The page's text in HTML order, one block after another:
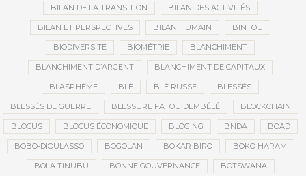
BILAN DE LA TRANSITION BILAN DES ACTIVITÉS
BILAN ET PERSPECTIVES BILAN HUMAIN BINTOU
BIODIVERSITÉ BIOMÉTRIE BLANCHIMENT
BLANCHIMENT D’ARGENT BLANCHIMENT DE CAPITAUX
BLASPHÈME BLÉ BLÉ RUSSE BLESSÉS
BLESSÉS DE GUERRE BLESSURE FATOU DEMBÉLÉ BLOCKCHAIN
BLOCUS BLOCUS ÉCONOMIQUE BLOGING BNDA BOAD
BOBO-DIOULASSO BOGOLAN BOKAR BIRO BOKO HARAM
BOLA TINUBU BONNE GOUVERNANCE BOTSWANA